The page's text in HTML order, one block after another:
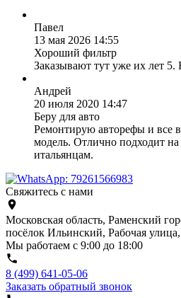
Павел
13 мая 2026 14:55
Хороший фильтр
Заказывают тут уже их лет 5.
Андрей
20 июля 2020 14:47
Беру для авто
Ремонтирую авторефы и все
модель. Отлично подходит
итальянцам.
Свяжитесь с нами
Московская область, Раменский
посёлок Ильинский, Рабочая
Мы работаем с 9:00 до 18:00
8 (499) 641-05-06
Заказать обратный звонок